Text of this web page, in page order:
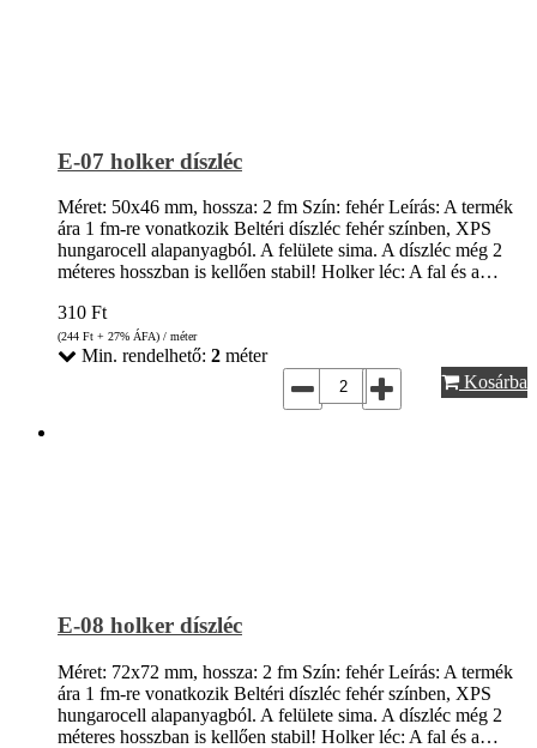
E-07 holker díszléc
Méret: 50x46 mm, hossza: 2 fm Szín: fehér Leírás: A termék
ára 1 fm-re vonatkozik Beltéri díszléc fehér színben, XPS
hungarocell alapanyagból. A felülete sima. A díszléc még 2
méteres hosszban is kellően stabil! Holker léc: A fal és a…
310 Ft
(244 Ft + 27% ÁFA) / méter
Min. rendelhető: 2 méter
Kosárba
E-08 holker díszléc
Méret: 72x72 mm, hossza: 2 fm Szín: fehér Leírás: A termék
ára 1 fm-re vonatkozik Beltéri díszléc fehér színben, XPS
hungarocell alapanyagból. A felülete sima. A díszléc még 2
méteres hosszban is kellően stabil! Holker léc: A fal és a…